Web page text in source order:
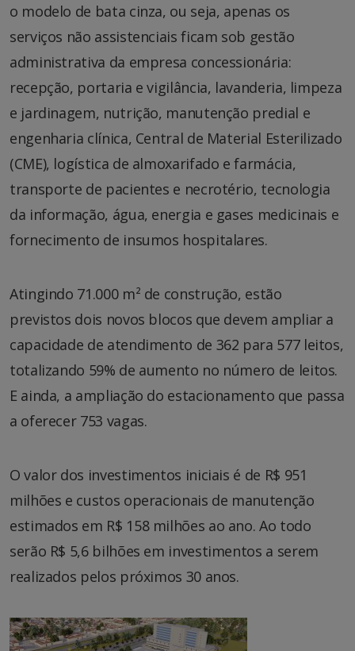
o modelo de bata cinza, ou seja, apenas os
serviços não assistenciais ficam sob gestão
administrativa da empresa concessionária:
recepção, portaria e vigilância, lavanderia, limpeza
e jardinagem, nutrição, manutenção predial e
engenharia clínica, Central de Material Esterilizado
(CME), logística de almoxarifado e farmácia,
transporte de pacientes e necrotério, tecnologia
da informação, água, energia e gases medicinais e
fornecimento de insumos hospitalares.
Atingindo 71.000 m² de construção, estão
previstos dois novos blocos que devem ampliar a
capacidade de atendimento de 362 para 577 leitos,
totalizando 59% de aumento no número de leitos.
E ainda, a ampliação do estacionamento que passa
a oferecer 753 vagas.
O valor dos investimentos iniciais é de R$ 951
milhões e custos operacionais de manutenção
estimados em R$ 158 milhões ao ano. Ao todo
serão R$ 5,6 bilhões em investimentos a serem
realizados pelos próximos 30 anos.